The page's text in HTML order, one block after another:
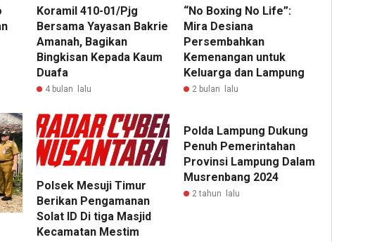
Koramil 410-01/Pjg
Bersama Yayasan Bakrie
Amanah, Bagikan
Bingkisan Kepada Kaum
Duafa
4 bulan lalu
“No Boxing No Life”:
Mira Desiana
Persembahkan
Kemenangan untuk
Keluarga dan Lampung
2 bulan lalu
Polsek Mesuji Timur
Berikan Pengamanan
Solat ID Di tiga Masjid
Kecamatan Mestim
Polda Lampung Dukung
Penuh Pemerintahan
Provinsi Lampung Dalam
Musrenbang 2024
2 tahun lalu